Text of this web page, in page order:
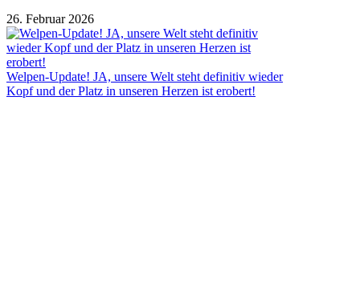
26. Februar 2026
Welpen-Update! JA, unsere Welt steht definitiv wieder
Kopf und der Platz in unseren Herzen ist erobert!